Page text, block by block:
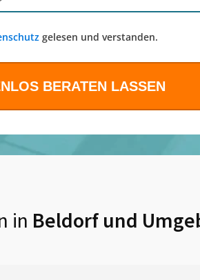
gelesen und verstanden.
in Beldorfund